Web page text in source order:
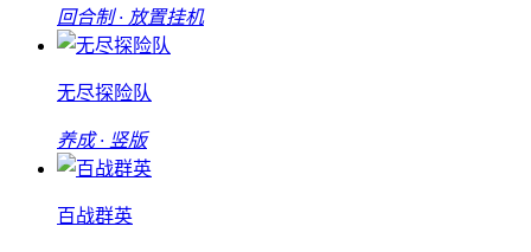
回合制 · 放置挂机
无尽探险队
养成 · 竖版
百战群英